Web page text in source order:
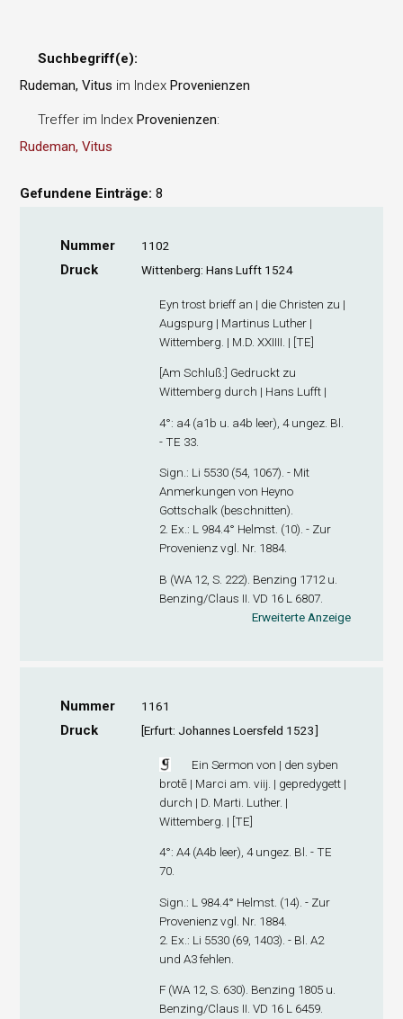
Suchbegriff(e):
Rudeman, Vitus im IndexProvenienzen
Treffer im IndexProvenienzen:
Rudeman, Vitus
Gefundene Einträge: 8
Nummer 1102
Druck Wittenberg: Hans Lufft 1524
Eyn trost brieff an | die Christen zu |
Augspurg | Martinus Luther |
Wittemberg. | M.D. XXIIII. | [TE]
[Am Schluß:] Gedruckt zu
Wittemberg durch | Hans Lufft |
4°: a4(a1b u. a4b leer), 4 ungez. Bl.
- TE 33.
Sign.: Li 5530 (54, 1067). - Mit
Anmerkungen von Heyno
Gottschalk (beschnitten).
2. Ex.: L 984.4° Helmst. (10). - Zur
Provenienz vgl. Nr. 1884.
B (WA 12, S. 222). Benzing 1712 u.
Benzing/Claus II. VD 16 L 6807.
Erweiterte Anzeige
Nummer 1161
Druck [Erfurt: Johannes Loersfeld 1523]
Ein Sermon von | den syben
brotē | Marci am. viij. | gepredygett |
durch | D. Marti. Luther. |
Wittemberg. | [TE]
4°: A4(A4b leer), 4 ungez. Bl. - TE
70.
Sign .: L 984.4° Helmst. (14). - Zur
Provenienz vgl. Nr. 1884.
2. Ex .: Li 5530 (69, 1403). - Bl. A2
und A3 fehlen.
F (WA 12, S. 630). Benzing 1805 u.
Benzing/Claus II. VD 16 L 6459.